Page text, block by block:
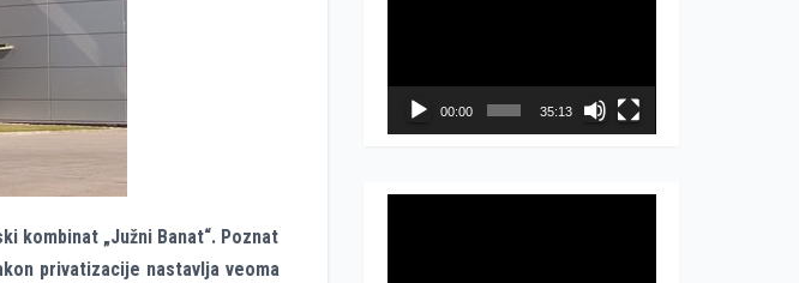
kombinat „Južni Banat“. Poznat
privatizacije nastavlja veoma
00:00 35:13